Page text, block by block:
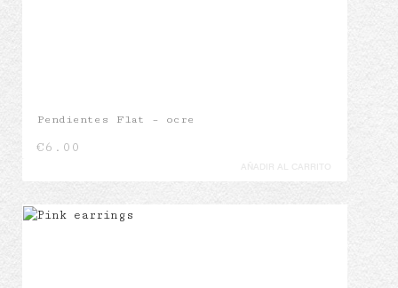
Pendientes Flat – ocre
€6.00